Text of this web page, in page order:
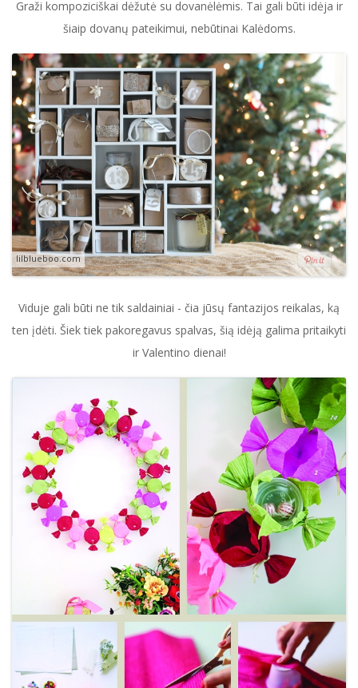
Graži kompoziciškai dėžutė su dovanėlėmis. Tai gali būti idėja ir
šiaip dovanų pateikimui, nebūtinai Kalėdoms.
lilblueboo.com
Viduje gali būti ne tik saldainiai - čia jūsų fantazijos reikalas, ką
ten įdėti. Šiek tiek pakoregavus spalvas, šią idėją galima pritaikyti
ir Valentino dienai!